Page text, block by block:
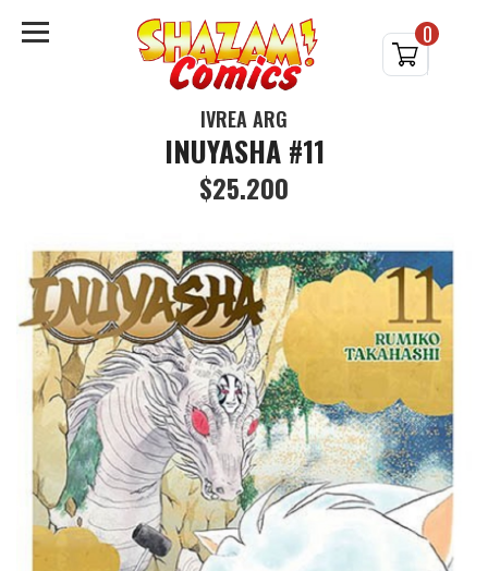
0
IVREA ARG
INUYASHA #11
$25.200